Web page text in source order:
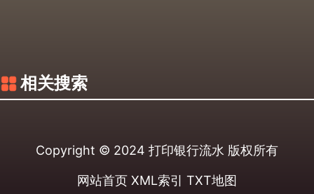
相关搜索
Copyright © 2024 打印银行流水 版权所有
网站首页 XML索引 TXT地图